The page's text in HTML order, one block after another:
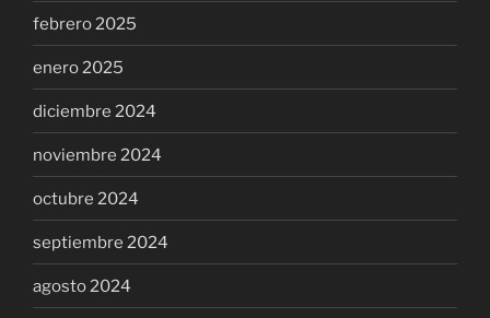
febrero 2025
enero 2025
diciembre 2024
noviembre 2024
octubre 2024
septiembre 2024
agosto 2024